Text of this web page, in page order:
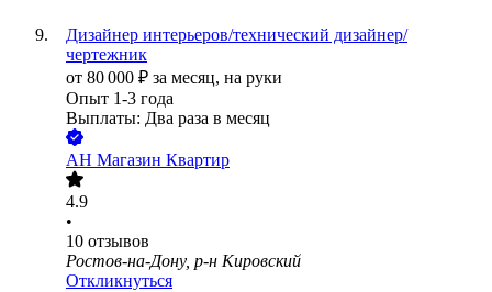
Дизайнер интерьеров/технический дизайнер/
чертежник
от 80 000 ₽ за месяц, на руки
Опыт 1-3 года
Выплаты: Два раза в месяц
АН Магазин Квартир
4.9
•
10 отзывов
Ростов-на-Дону, р-н Кировский
Откликнуться